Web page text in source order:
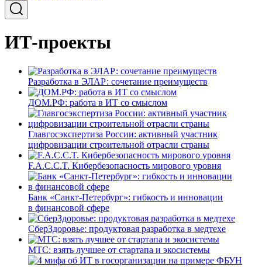
ИТ-проекты
Разработка в ЭЛАР: сочетание преимуществ
ДОМ.РФ: работа в ИТ со смыслом
Главгосэкспертиза России: активный участник
цифровизации строительной отрасли страны
F.A.C.C.T. Кибербезопасность мирового уровня
Банк «Санкт-Петербург»: гибкость и инновации
в финансовой сфере
СберЗдоровье: продуктовая разработка в медтехе
МТС: взять лучшее от стартапа и экосистемы